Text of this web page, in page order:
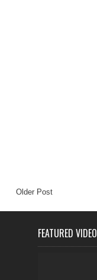
Older Post
FEATURED VIDEO